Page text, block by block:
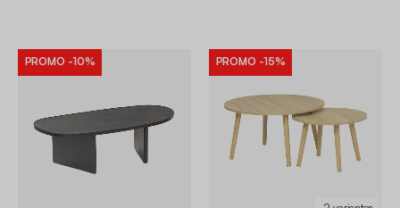
PROMO -10% PROMO -15%